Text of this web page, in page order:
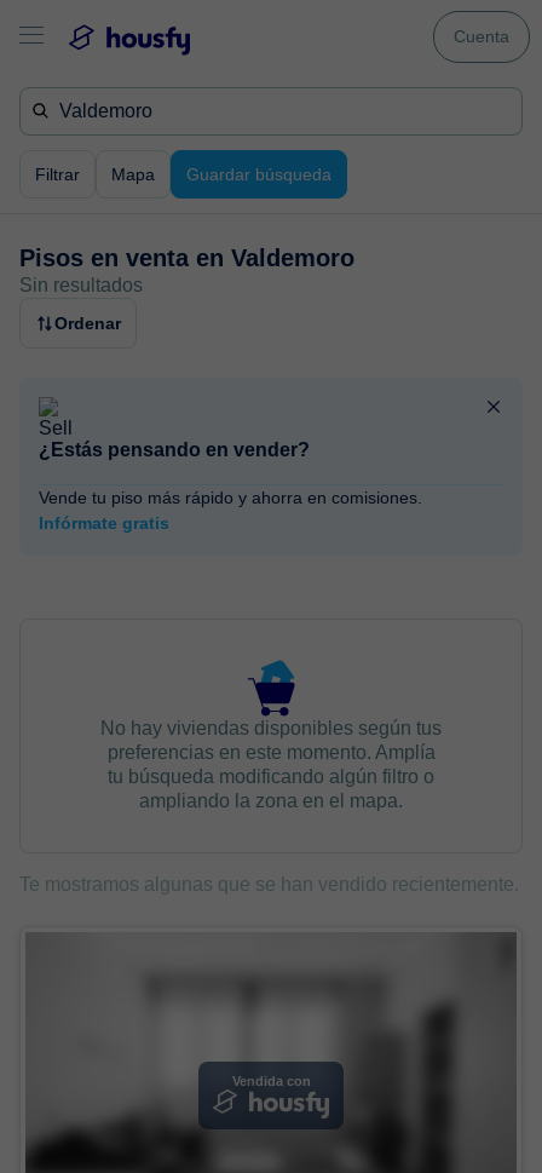
Cuenta
Filtrar Mapa Guardar búsqueda
Pisos en venta en Valdemoro
Sin resultados
Ordenar
¿Estás pensando en vender?
Vende tu piso más rápido y ahorra en comisiones.
Infórmate gratis
No hay viviendas disponibles según tus
preferencias en este momento. Amplía
tu búsqueda modificando algún filtro o
ampliando la zona en el mapa.
Te mostramos algunas que se han vendido recientemente.
Vendida con